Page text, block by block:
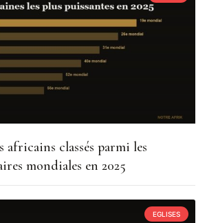
africains classés parmi les
mondiales en 2025
EGLISES